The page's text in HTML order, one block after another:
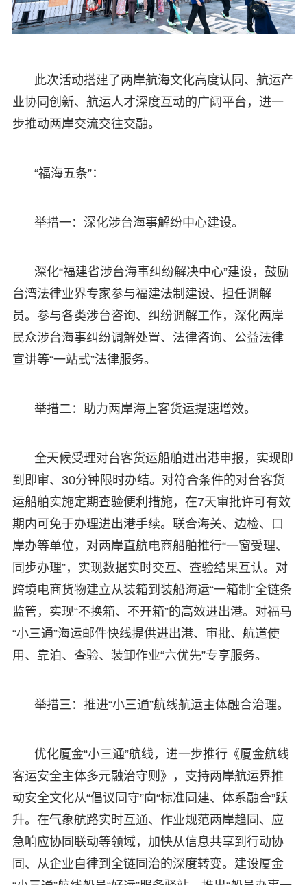
此次活动搭建了两岸航海文化高度认同、航运产
业协同创新、航运人才深度互动的广阔平台，进一
步推动两岸交流交往交融。
“福海五条”：
举措一：深化涉台海事解纷中心建设。
深化“福建省涉台海事纠纷解决中心”建设，鼓励
台湾法律业界专家参与福建法制建设、担任调解
员。参与各类涉台咨询、纠纷调解工作，深化两岸
民众涉台海事纠纷调解处置、法律咨询、公益法律
宣讲等“一站式”法律服务。
举措二：助力两岸海上客货运提速增效。
全天候受理对台客货运船舶进出港申报，实现即
到即审、30分钟限时办结。对符合条件的对台客货
运船舶实施定期查验便利措施，在7天审批许可有效
期内可免于办理进出港手续。联合海关、边检、口
岸办等单位，对两岸直航电商船舶推行“一窗受理、
同步办理”，实现数据实时交互、查验结果互认。对
跨境电商货物建立从装箱到装船海运“一箱制”全链条
监管，实现“不换箱、不开箱”的高效进出港。对福马
“小三通”海运邮件快线提供进出港、审批、航道使
用、靠泊、查验、装卸作业“六优先”专享服务。
举措三：推进“小三通”航线航运主体融合治理。
优化厦金“小三通”航线，进一步推行《厦金航线
客运安全主体多元融治守则》，支持两岸航运界推
动安全文化从“倡议同守”向“标准同建、体系融合”跃
升。在气象航路实时互通、作业规范两岸趋同、应
急响应协同联动等领域，加快从信息共享到行动协
同、从企业自律到全链同治的深度转变。建设厦金